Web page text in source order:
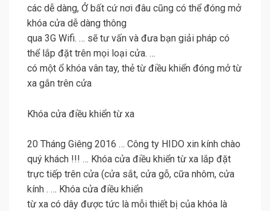
các dễ dàng, Ở bất cứ nơi đâu cũng có thể đóng mở
khóa cửa dễ dàng thông
qua 3G Wifi. … sẽ tư vấn và đưa bạn giải pháp có
thể lắp đặt trên mọi loại cửa. …
có một ổ khóa vân tay, thẻ từ điều khiển đóng mở từ
xa gắn trên cửa
Khóa cửa điều khiển từ xa
20 Tháng Giêng 2016 … Công ty HIDO xin kính chào
quý khách !!! … Khóa cửa điều khiển từ xa lắp đặt
trực tiếp trên cửa (cửa sắt, cửa gỗ, cữa nhôm, cửa
kính . … Khóa cửa điều khiển
từ xa có dây được tức là mỗi thiết bị của khóa là